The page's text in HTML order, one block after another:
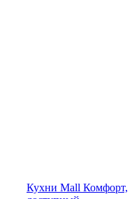
Кухни Mall Комфорт,